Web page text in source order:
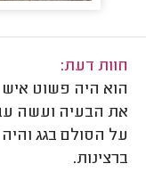
חוות דעת:
הוא היה פשוט איש
את הבעיה ועשה
על הסולם בגג והיה
ברצינות.